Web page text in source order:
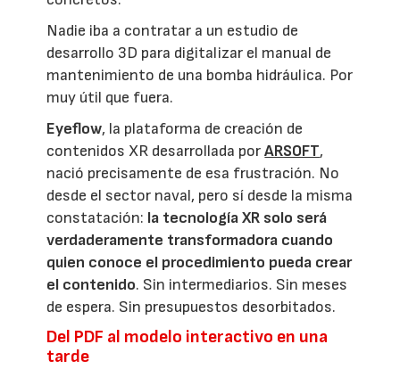
Nadie iba a contratar a un estudio de
desarrollo 3D para digitalizar el manual de
mantenimiento de una bomba hidráulica. Por
muy útil que fuera.
Eyeflow, la plataforma de creación de
contenidos XR desarrollada porARSOFT,
nació precisamente de esa frustración. No
desde el sector naval, pero sí desde la misma
constatación: la tecnología XR solo será
verdaderamente transformadora cuando
quien conoce el procedimiento pueda crear
el contenido. Sin intermediarios. Sin meses
de espera. Sin presupuestos desorbitados.
Del PDF al modelo interactivo en una
tarde